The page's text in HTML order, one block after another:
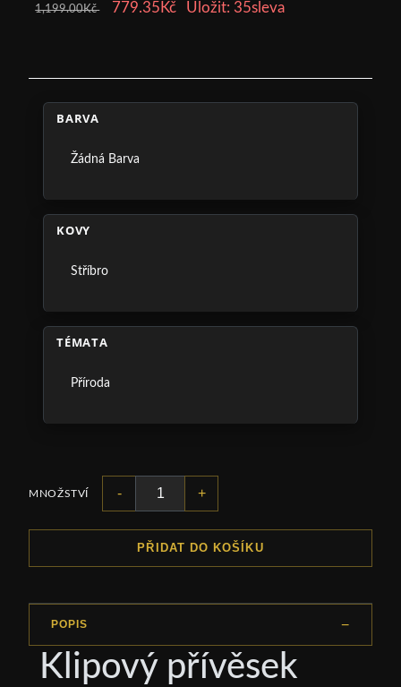
1,199.00Kč 779.35Kč Uložit: 35sleva
BARVA
Žádná Barva
KOVY
Stříbro
TÉMATA
Příroda
MNOŽSTVÍ - +
PŘIDAT DO KOŠÍKU
POPIS
Klipový přívěsek